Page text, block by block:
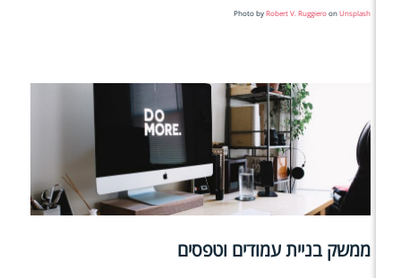
Photo byRobert V. RuggieroonUnsplash
ממשק בניית עמודים וטפסים